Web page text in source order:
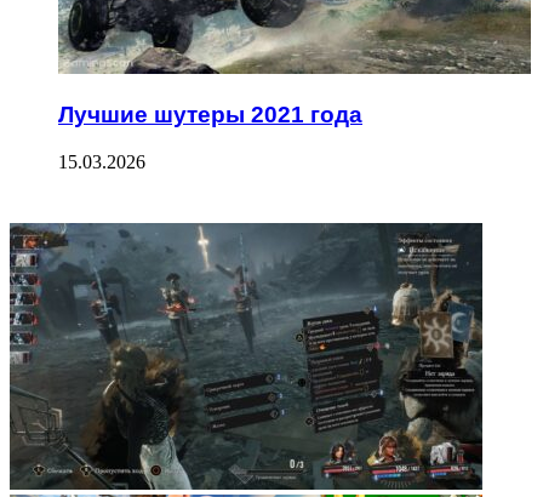
Лучшие шутеры 2021 года
15.03.2026